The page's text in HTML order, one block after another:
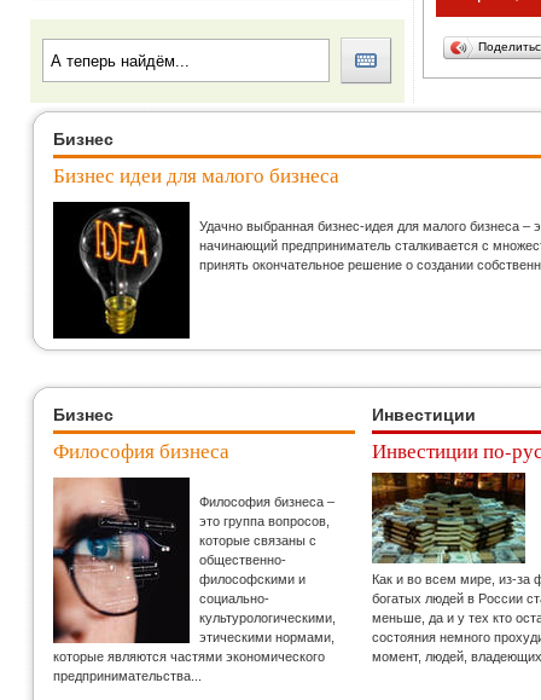
Бизнес
Бизнес идеи для малого бизнеса
Удачно выбранная бизнес-идея для малого бизнеса
начинающий предприниматель сталкивается с
принять окончательное решение о создании
Бизнес
Философия бизнеса
Философия бизнеса –
это группа вопросов,
которые связаны с
общественно-
философскими и
социально-
культурологическими,
этическими нормами,
которые являются частями экономического
предпринимательства...
Инвестиции
Инвестиции по-
Как и во всем мире, из-за
богатых людей в России
меньше, да и у тех кто
состояния немного
момент, людей, владеющих